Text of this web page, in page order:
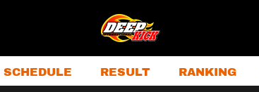
SCHEDULE RESULT RANKING